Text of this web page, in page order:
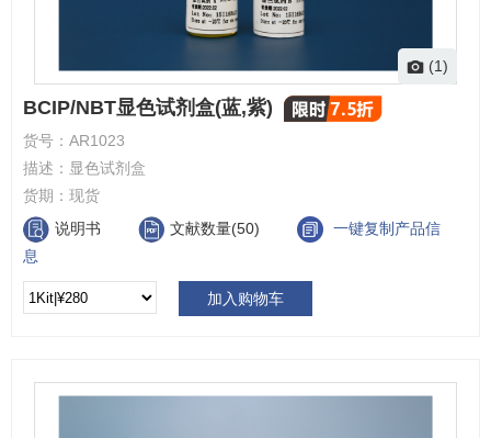
(1)
BCIP/NBT显色试剂盒(蓝,紫)
货号： AR1023
描述： 显色试剂盒
货期： 现货
说明书
文献数量(50)
一键复制产品信
息
加入购物车